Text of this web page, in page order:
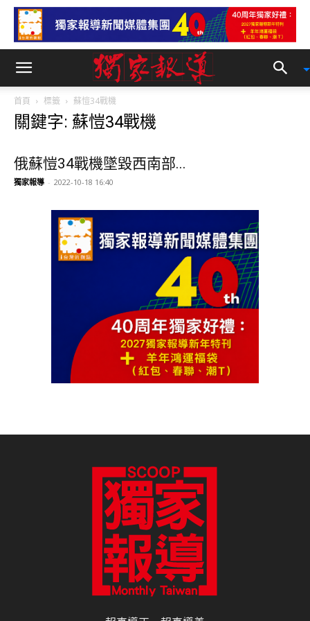
首頁 標籤 蘇愷34戰機
關鍵字: 蘇愷34戰機
俄蘇愷34戰機墜毀西南部...
獨家報導 - 2022-10-18 16:40